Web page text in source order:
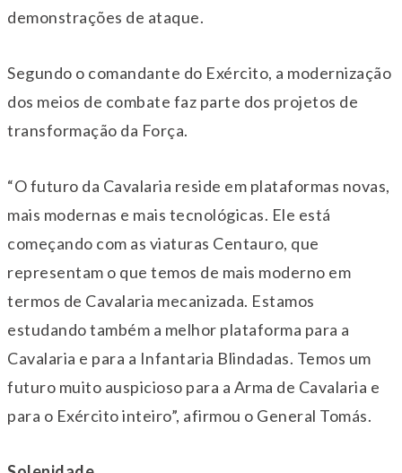
demonstrações de ataque.
Segundo o comandante do Exército, a modernização
dos meios de combate faz parte dos projetos de
transformação da Força.
“O futuro da Cavalaria reside em plataformas novas,
mais modernas e mais tecnológicas. Ele está
começando com as viaturas Centauro, que
representam o que temos de mais moderno em
termos de Cavalaria mecanizada. Estamos
estudando também a melhor plataforma para a
Cavalaria e para a Infantaria Blindadas. Temos um
futuro muito auspicioso para a Arma de Cavalaria e
para o Exército inteiro”, afirmou o General Tomás.